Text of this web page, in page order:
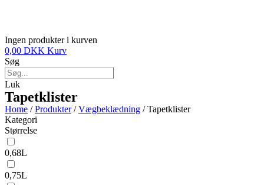
Ingen produkter i kurven
0,00 DKK Kurv
Søg
Luk
Tapetklister
Home /Produkter/Vægbeklædning / Tapetklister
Kategori
Størrelse
0,68L
0,75L